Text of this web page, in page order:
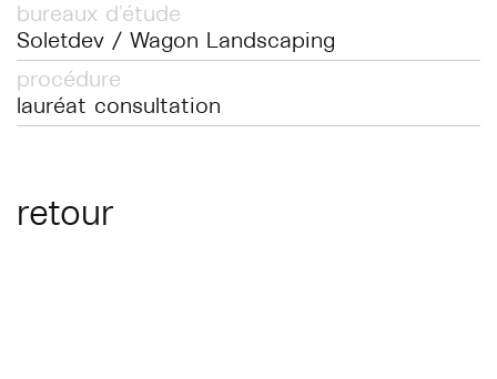
bureaux d'étude
Soletdev / Wagon Landscaping
procédure
lauréat consultation
retour